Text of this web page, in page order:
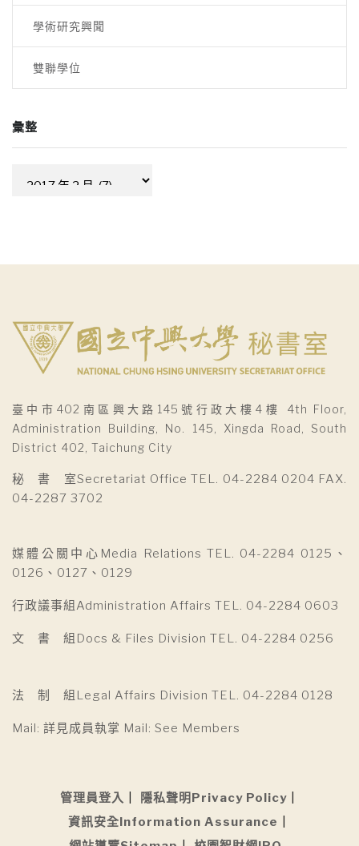
學術研究興聞
雙聯學位
彙整
臺中市402南區興大路145號行政大樓4樓 4th Floor,
Administration Building, No. 145, Xingda Road, South
District 402, Taichung City
秘 書 室Secretariat Office TEL. 04-2284 0204 FAX.
04-2287 3702
媒體公關中心Media Relations TEL. 04-2284 0125、
0126、0127、0129
行政議事組Administration Affairs TEL. 04-2284 0603
文 書 組Docs & Files Division TEL. 04-2284 0256
法 制 組Legal Affairs Division TEL. 04-2284 0128
Mail: 詳見成員執掌 Mail: See Members
管理員登入
隱私聲明Privacy Policy
資訊安全Information Assurance